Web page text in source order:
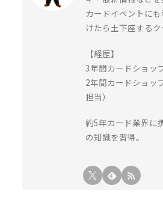
カードイベントに
けたら土下座するク
【経歴】
3年間カードショッ
2年間カードショッ
担当）
約5年カード業界に
の知識を習得。